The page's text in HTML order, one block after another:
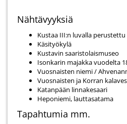
Nähtävyyksiä
Kustaa III:n luvalla
Käsityökylä
Kustavin saaristolaismuseo
Isonkarin majakka vuo­delta
Vuosnaisten niemi /
Vuosnaisten ja Korran
Katanpään linnakesaari
Heponiemi, lauttasatama
Tapahtumia mm.